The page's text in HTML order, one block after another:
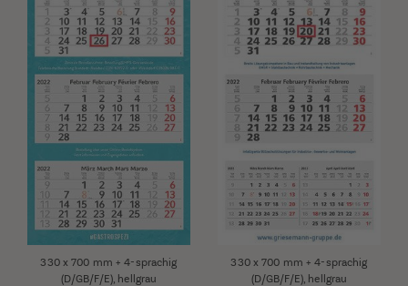
330 x 700 mm + 4-sprachig
(D/GB/F/E), hellgrau
330 x 700 mm + 4-sprachig
(D/GB/F/E), hellgrau